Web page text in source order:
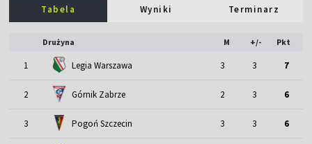
Tabela Wyniki Terminarz
Drużyna M +/- Pkt
1 Legia Warszawa 3 3 7
2 Górnik Zabrze 2 3 6
3 Pogoń Szczecin 3 3 6